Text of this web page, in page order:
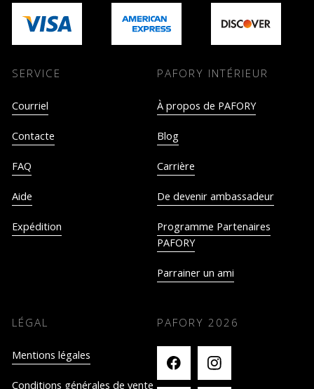
SERVICE
Courriel
Contacte
FAQ
Aide
Expédition
PAFORY INTÉRIEUR
À propos de PAFORY
Blog
Carrière
De devenir ambassadeur
Programme Partenaires
PAFORY
Parrainer un ami
LÉGAL
Mentions légales
Conditions générales de vente
PAFORY 2026